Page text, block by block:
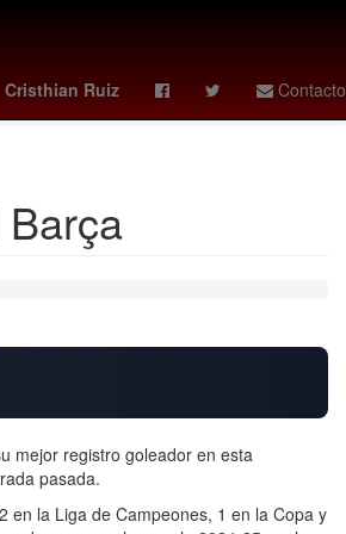
Cristhian Ruiz Contacto
Ciudad de México
Mercurio
mejor registro goleador en esta
pasada.
en la Liga de Campeones, 1 en la Copa y